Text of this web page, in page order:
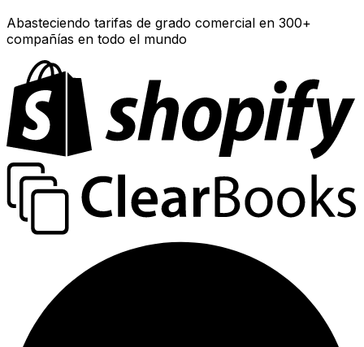
Abasteciendo tarifas de grado comercial en 300+
compañías en todo el mundo